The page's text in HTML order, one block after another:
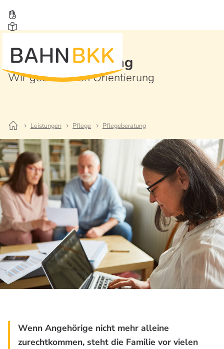
Pflegeberatung
Wir geben Ihnen Orientierung
Leistungen Pflege Pflegeberatung
Wenn Angehörige nicht mehr alleine
zurechtkommen, steht die Familie vor vielen